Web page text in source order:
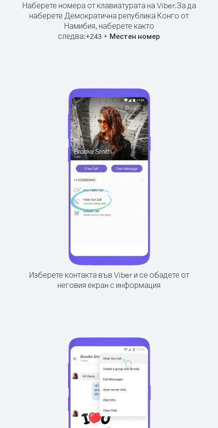
Наберете номера от клавиатурата на Viber.За да
наберете Демократична република Конго от
Намибия, наберете както
следва:+243 + Местен номер
Изберете контакта във Viber и се обадете от
неговия екран с информация